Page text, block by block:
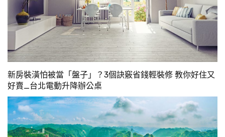
新房裝潢怕被當「盤子」？3個訣竅省錢輕裝修 教你好住又
好賣_台北電動升降辦公桌